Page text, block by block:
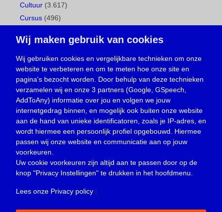
Cultuur (3.617)
Cursus (496)
Gemeentepagina(104)
Ingezonden brief(537)
Media(156)
Nieuws (23.329)
Oproep(734)
Overlijden(39)
Podcast(18)
prijsvraag (5)
Religie (1.438)
Service(226)
Wij maken gebruik van cookies
Wij gebruiken cookies en vergelijkbare technieken om onze
website te verbeteren en om te meten hoe onze site en
pagina's bezocht worden. Door behulp van deze technieken
verzamelen wij en onze 3 partners (Google, GSpeech,
AddToAny) informatie over jou en volgen we jouw
internetgedrag binnen, en mogelijk ook buiten onze website
aan de hand van unieke identificatoren, zoals je IP-adres, en
wordt hiermee een persoonlijk profiel opgebouwd. Hiermee
passen wij onze website en communicatie aan op jouw
voorkeuren.
Uw cookie voorkeuren zijn altijd aan te passen door op de
knop "Privacy Instellingen" te drukken in het hoofdmenu.
Lees onze Privacy policy |